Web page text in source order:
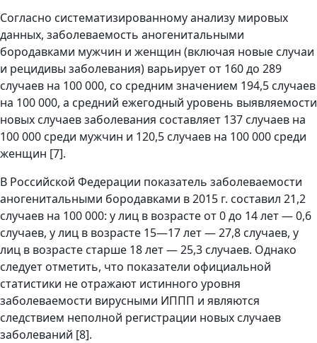
Согласно систематизированному анализу мировых
данных, заболеваемость аногенитальными
бородавками мужчин и женщин (включая новые случаи
и рецидивы заболевания) варьирует от 160 до 289
случаев на 100 000, со средним значением 194,5 случаев
на 100 000, а средний ежегодный уровень выявляемости
новых случаев заболевания составляет 137 случаев на
100 000 среди мужчин и 120,5 случаев на 100 000 среди
женщин [7].
В Российской Федерации показатель заболеваемости
аногенитальными бородавками в 2015 г. составил 21,2
случаев на 100 000: у лиц в возрасте от 0 до 14 лет — 0,6
случаев, у лиц в возрасте 15—17 лет — 27,8 случаев, у
лиц в возрасте старше 18 лет — 25,3 случаев. Однако
следует отметить, что показатели официальной
статистики не отражают истинного уровня
заболеваемости вирусными ИППП и являются
следствием неполной регистрации новых случаев
заболеваний [8].